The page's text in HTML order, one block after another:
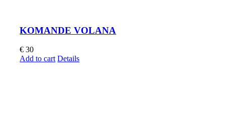
KOMANDE VOLANA
€ 30
Add to cart Details